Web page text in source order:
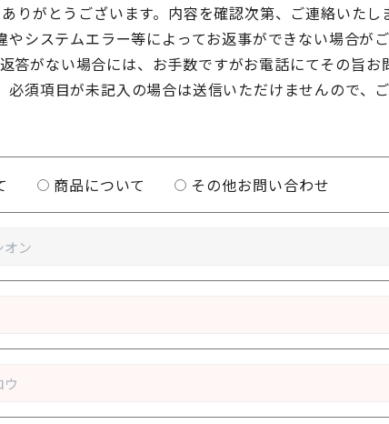
りがとうございます。内容を確認次第、ご連絡いたし
やシステムエラー等によってお返事ができない場合がご
答がない場合には、お手数ですがお電話にてその旨お
必須項目が未記入の場合は送信いただけませんので、ご
商品について その他お問い合わせ